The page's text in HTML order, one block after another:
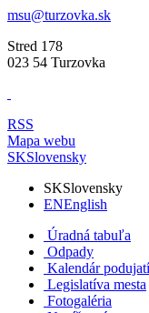
msu@turzovka.sk
Stred 178
023 54 Turzovka
RSS
Mapa webu
SKSlovensky
SKSlovensky
ENEnglish
Úradná tabuľa
Odpady
Kalendár podujatí
Legislatíva mesta
Fotogaléria